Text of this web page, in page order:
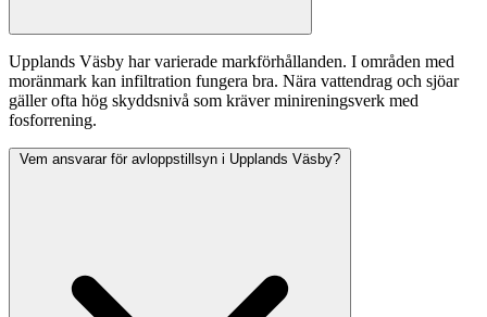
Upplands Väsby har varierade markförhållanden. I områden med
moränmark kan infiltration fungera bra. Nära vattendrag och sjöar
gäller ofta hög skyddsnivå som kräver minireningsverk med
fosforrening.
Vem ansvarar för avloppstillsyn i Upplands Väsby?